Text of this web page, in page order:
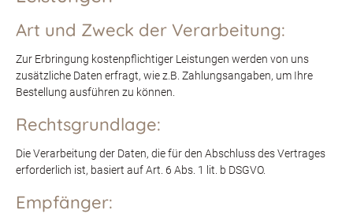
Art und Zweck der Verarbeitung:
Zur Erbringung kostenpflichtiger Leistungen werden von uns
zusätzliche Daten erfragt, wie z.B. Zahlungsangaben, um Ihre
Bestellung ausführen zu können.
Rechtsgrundlage:
Die Verarbeitung der Daten, die für den Abschluss des Vertrages
erforderlich ist, basiert auf Art. 6 Abs. 1 lit. b DSGVO.
Empfänger: